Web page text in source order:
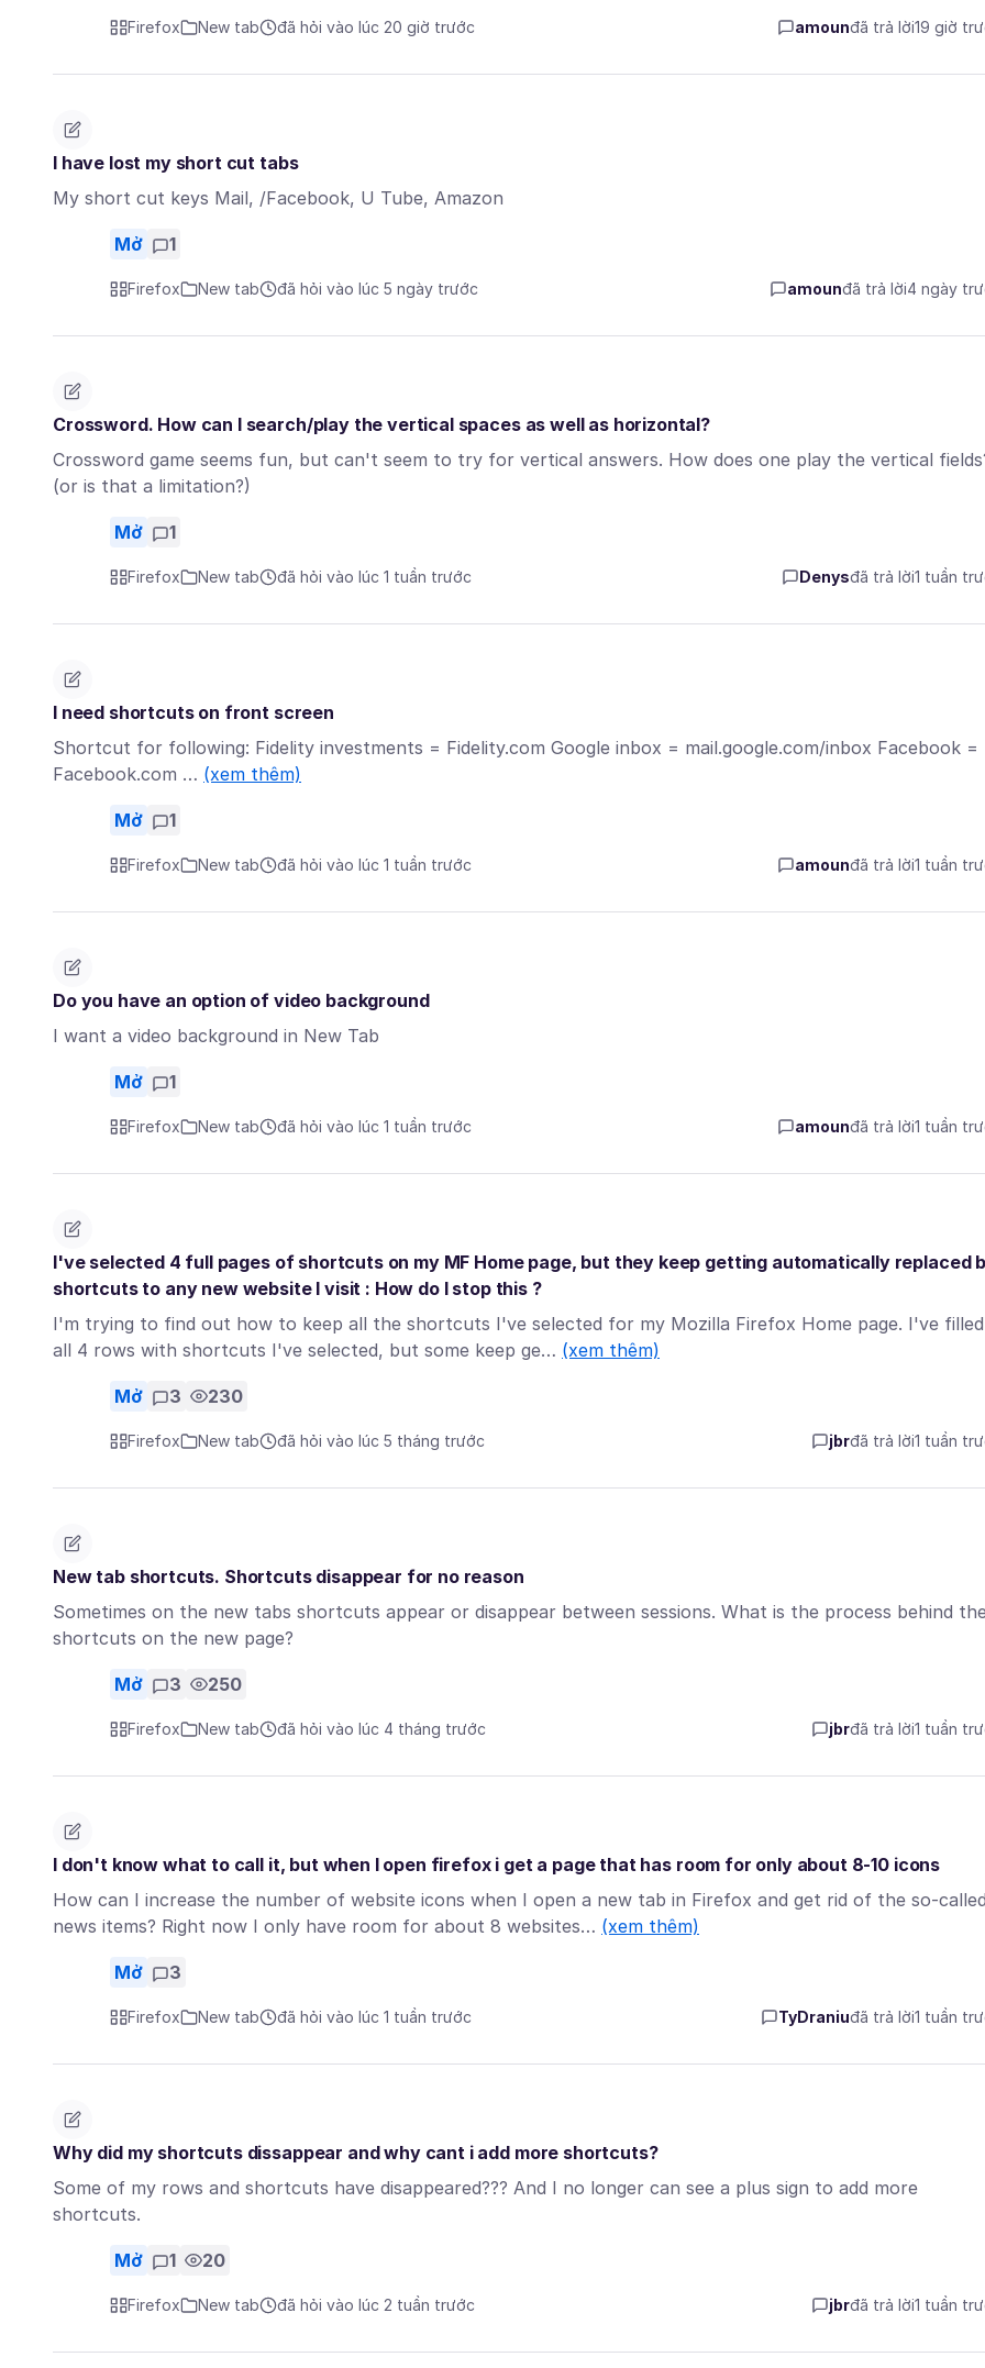
Firefox New tab đã hỏi vào lúc 20 giờ trước amounđã trả lời19 giờ
I have lost my short cut tabs
My short cut keys Mail, /Facebook, U Tube, Amazon
Mở 1
Firefox New tab đã hỏi vào lúc 5 ngày trước amounđã trả lời4 ngày
Crossword. How can I search/play the vertical spaces as well as horizontal?
Crossword game seems fun, but can't seem to try for vertical answers. How does one play the vertical
(or is that a limitation?)
Mở 1
Firefox New tab đã hỏi vào lúc 1 tuần trước Denysđã trả lời1 tuần
I need shortcuts on front screen
Shortcut for following: Fidelity investments = Fidelity.com Google inbox = mail.google.com/inbox Facebook =
Facebook.com … (xem thêm)
Mở 1
Firefox New tab đã hỏi vào lúc 1 tuần trước amounđã trả lời1 tuần
Do you have an option of video background
I want a video background in New Tab
Mở 1
Firefox New tab đã hỏi vào lúc 1 tuần trước amounđã trả lời1 tuần
I've selected 4 full pages of shortcuts on my MF Home page, but they keep getting automatically replaced
shortcuts to any new website I visit : How do I stop this ?
I'm trying to find out how to keep all the shortcuts I've selected for my Mozilla Firefox Home page. I've filled
all 4 rows with shortcuts I've selected, but some keep ge… (xem thêm)
Mở 3 230
Firefox New tab đã hỏi vào lúc 5 tháng trước jbrđã trả lời1 tuần
New tab shortcuts. Shortcuts disappear for no reason
Sometimes on the new tabs shortcuts appear or disappear between sessions. What is the process behind
shortcuts on the new page?
Mở 3 250
Firefox New tab đã hỏi vào lúc 4 tháng trước jbrđã trả lời1 tuần
I don't know what to call it, but when I open firefox i get a page that has room for only about 8-10 icons
How can I increase the number of website icons when I open a new tab in Firefox and get rid of the so-called
news items? Right now I only have room for about 8 websites… (xem thêm)
Mở 3
Firefox New tab đã hỏi vào lúc 1 tuần trước TyDraniuđã trả lời1 tuần
Why did my shortcuts dissappear and why cant i add more shortcuts?
Some of my rows and shortcuts have disappeared??? And I no longer can see a plus sign to add more
shortcuts.
Mở 1 20
Firefox New tab đã hỏi vào lúc 2 tuần trước jbrđã trả lời1 tuần